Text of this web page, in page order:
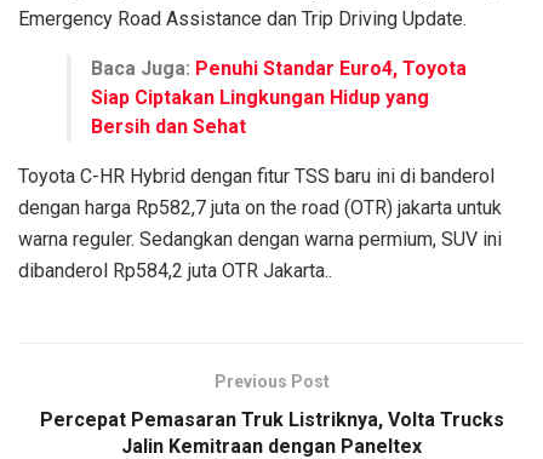
Emergency Road Assistance dan Trip Driving Update.
Baca Juga: Penuhi Standar Euro4, Toyota
Siap Ciptakan Lingkungan Hidup yang
Bersih dan Sehat
Toyota C-HR Hybrid dengan fitur TSS baru ini di banderol
dengan harga Rp582,7 juta on the road (OTR) jakarta untuk
warna reguler. Sedangkan dengan warna permium, SUV ini
dibanderol Rp584,2 juta OTR Jakarta..
Previous Post
Percepat Pemasaran Truk Listriknya, Volta Trucks
Jalin Kemitraan dengan Paneltex